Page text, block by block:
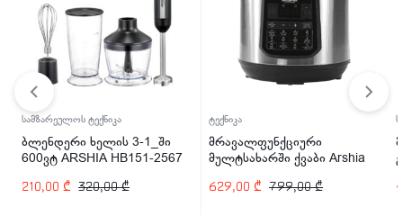
სამზარეულოს ტექნიკა
ბლენდერი ხელის 3-1_ში
600ვტ ARSHIA HB151-2567
320,00₾
210,00 ₾
ტექნიკა
მრავალფუნქციური
მულტსახარში ქვაბი Arshia
799,00₾
629,00 ₾